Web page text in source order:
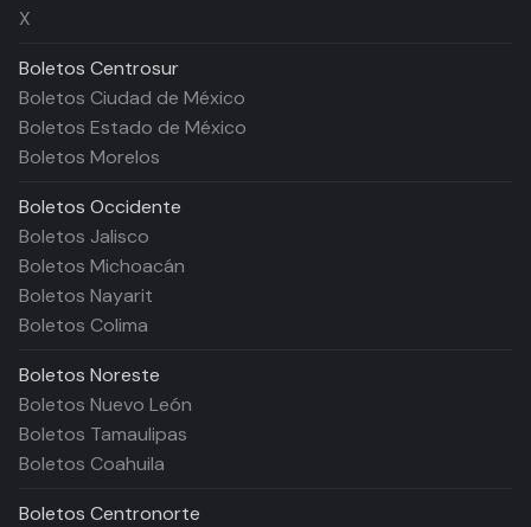
X
Boletos Centrosur
Boletos Ciudad de México
Boletos Estado de México
Boletos Morelos
Boletos Occidente
Boletos Jalisco
Boletos Michoacán
Boletos Nayarit
Boletos Colima
Boletos Noreste
Boletos Nuevo León
Boletos Tamaulipas
Boletos Coahuila
Boletos Centronorte